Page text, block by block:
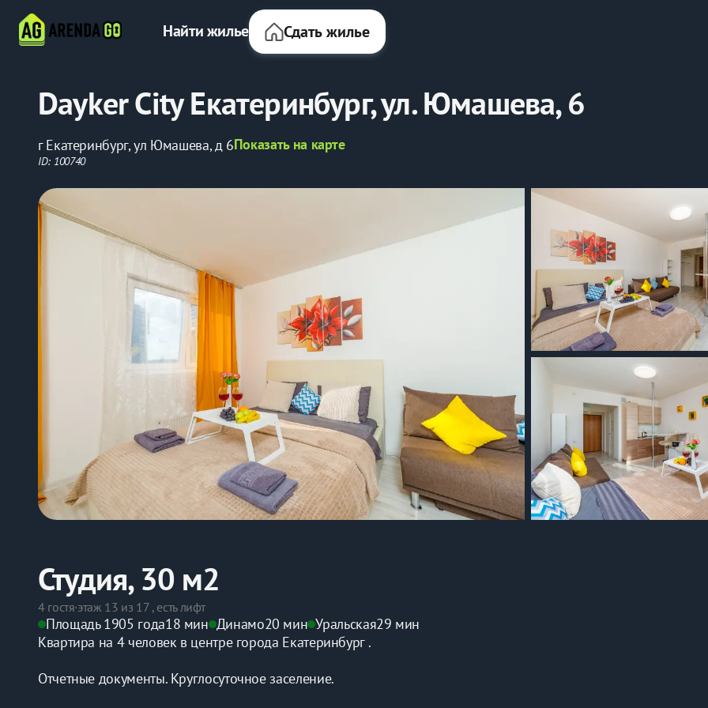
Найти жилье Сдать жилье
Dayker City Екатеринбург, ул. Юмашева, 6
г Екатеринбург, ул Юмашева, д 6Показать на карте
ID: 100740
Студия, 30 м2
4 гостя·этаж 13 из 17 , есть лифт
Площадь 1905 года18 мин Динамо20 мин Уральская29 мин
Квартира на 4 человек в центре города Екатеринбург .
Отчетные документы. Круглосуточное заселение.